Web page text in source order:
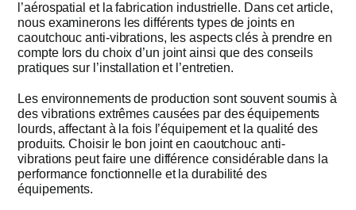
l’aérospatial et la fabrication industrielle. Dans cet article,
nous examinerons les différents types de joints en
caoutchouc anti-vibrations, les aspects clés à prendre en
compte lors du choix d’un joint ainsi que des conseils
pratiques sur l’installation et l’entretien.
Les environnements de production sont souvent soumis à
des vibrations extrêmes causées par des équipements
lourds, affectant à la fois l’équipement et la qualité des
produits. Choisir le bon joint en caoutchouc anti-
vibrations peut faire une différence considérable dans la
performance fonctionnelle et la durabilité des
équipements.